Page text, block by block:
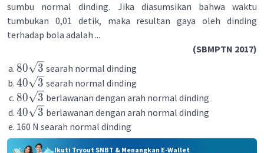
sumbu normal dinding. Jika diasumsikan bahwa waktu
tumbukan 0,01 detik, maka resultan gaya oleh dinding
terhadap bola adalah ...
(SBMPTN 2017)
80 3 searah normal dinding
40 3 searah normal dinding
80 3 berlawanan dengan arah normal dinding
40 3 berlawanan dengan arah normal dinding
160 N searah normal dinding
Ikuti Tryout SNBT & Menangkan E-Wallet